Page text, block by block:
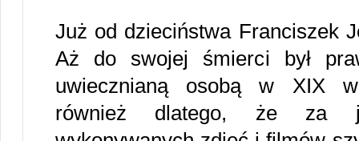
Już od dzieciństwa Franciszek
Aż do swojej śmierci był
uwiecznianą osobą w XIX
również dlatego, że za